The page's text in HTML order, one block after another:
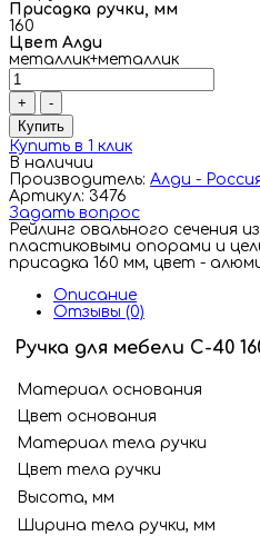
Присадка ручки, мм
160
Цвет Алди
металлик+металлик
+
-
Купить
Купить в 1 клик
В наличии
Производитель: Алди -
Артикул: 3476
Задать вопрос
Рейлинг овального сечения
пластиковыми опорами и
присадка 160 мм, цвет -
Описание
Отзывы (0)
Ручка для мебели С-40
Материал основания
Цвет основания
Материал тела ручки
Цвет тела ручки
Высота, мм
Ширина тела ручки, мм